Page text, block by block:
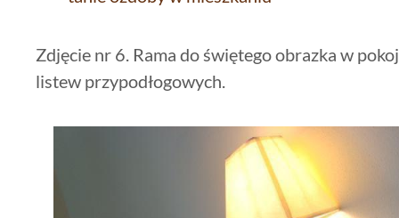
Zdjęcie nr 6. Rama do świętego obrazka w
listew przypodłogowych.